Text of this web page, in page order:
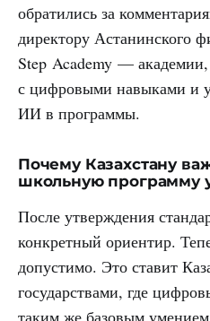
обратились за
директору Астанинского
Step Academy — академии,
с цифровыми навыками и
ИИ в программы.
Почему Казахстану
школьную программу
После утверждения
конкретный ориентир.
допустимо. Это ставит
государствами, где